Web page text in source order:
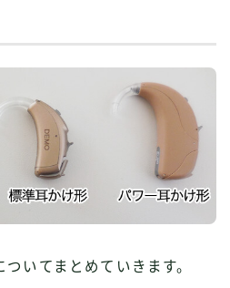
いてまとめていきます。